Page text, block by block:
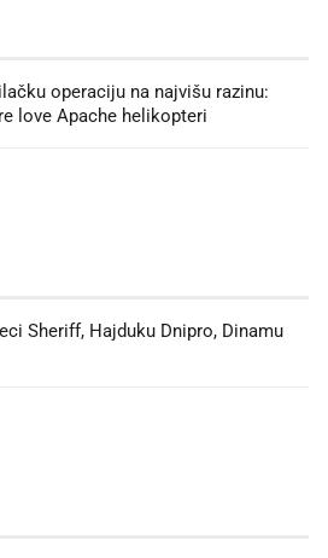
operaciju na najvišu razinu:
love Apache helikopteri
Sheriff, Hajduku Dnipro, Dinamu